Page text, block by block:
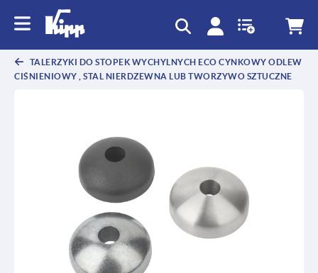
TALERZYKI DO STOPEK WYCHYLNYCH ECO CYNKOWY ODLEW
CIŚNIENIOWY , STAL NIERDZEWNA LUB TWORZYWO SZTUCZNE